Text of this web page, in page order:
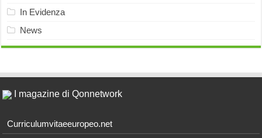
In Evidenza
News
I magazine di Qonnetwork
Curriculumvitaeeuropeo.net